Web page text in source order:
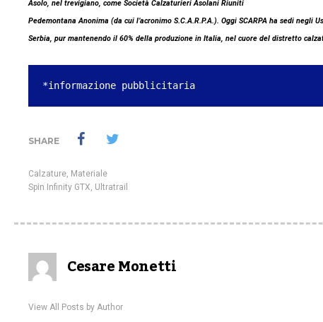
Asolo, nel trevigiano, come Società Calzaturieri Asolani Riuniti
Pedemontana Anonima (da cui l’acronimo S.C.A.R.P.A.). Oggi SCARPA ha sedi negli
Serbia, pur mantenendo il 60% della produzione in Italia, nel cuore del distretto
*informazione pubblicitaria
SHARE
Calzature, Materiale
Spin Infinity GTX, Ultratrail
Cesare Monetti
View All Posts by Author